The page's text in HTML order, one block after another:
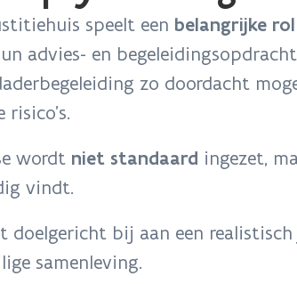
speelt een belangrijke rol
advies- en
zo doordacht
wordt niet standaard ingezet,
vindt.
doelgericht bij aan een
samenleving.